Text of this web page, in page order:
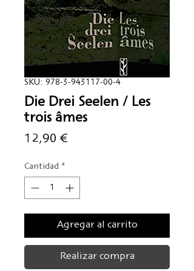
SKU: 978-3-943117-00-4
Die Drei Seelen / Les
trois âmes
12,90 €
Cantidad *
Agregar al carrito
Realizar compra